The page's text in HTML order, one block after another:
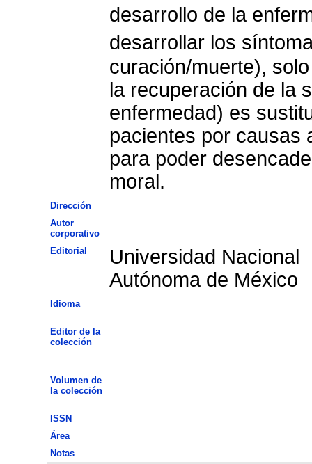
desarrollo de la
desarrollar los
curación/muerte),
la recuperación de la
enfermedad) es
pacientes por causas
para poder
moral.
Dirección
Autor
corporativo
Editorial
Universidad Nacional
Autónoma de México
Idioma
Editor de la
colección
Volumen de
la colección
ISSN
Área
Notas